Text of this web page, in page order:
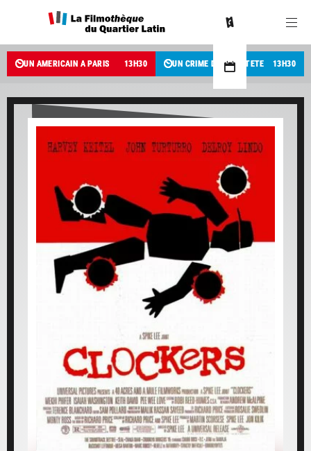
UN AMÉRICAIN À PARIS 13 H30 UN CRIME DANS LA TÊTE 13 H30